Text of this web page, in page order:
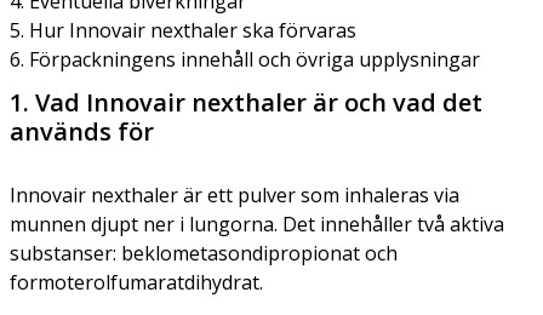
5. Hur Innovair nexthaler ska förvaras
6. Förpackningens innehåll och övriga upplysningar
1. Vad Innovair nexthaler är och vad det
används för
Innovair nexthaler är ett pulver som inhaleras via
munnen djupt ner i lungorna. Det innehåller två aktiva
substanser: beklometasondipropionat och
formoterolfumaratdihydrat.